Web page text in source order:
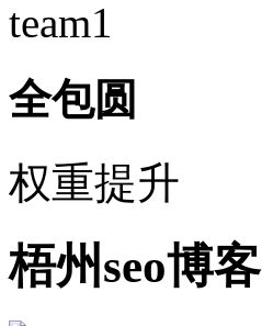
全包圆
权重提升
梧州seo博客